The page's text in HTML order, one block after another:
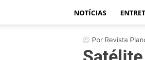
NOTÍCIAS
Por Revista